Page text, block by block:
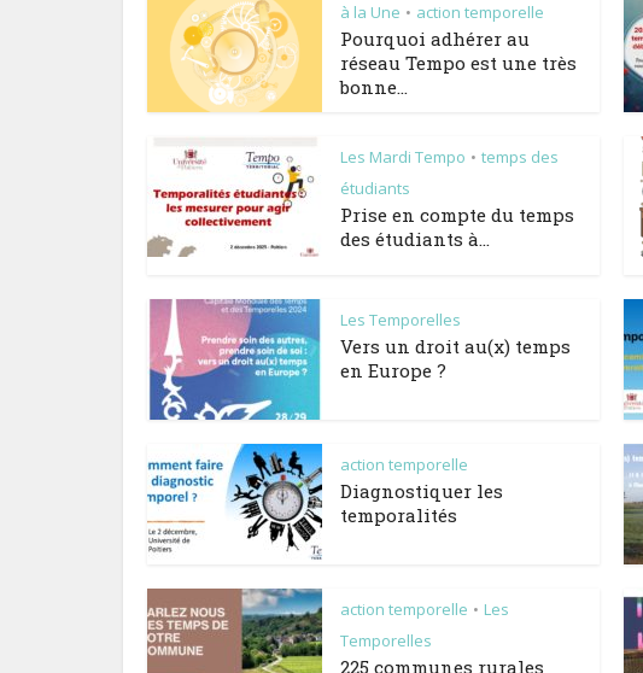
à la Une • action temporelle
Pourquoi adhérer au
réseau Tempo est une très
bonne...
Les Mardi Tempo • temps des
étudiants
Prise en compte du temps
des étudiants à...
Les Temporelles
Vers un droit au(x) temps
en Europe ?
action temporelle
Diagnostiquer les
temporalités
action temporelle • Les
Temporelles
225 communes rurales